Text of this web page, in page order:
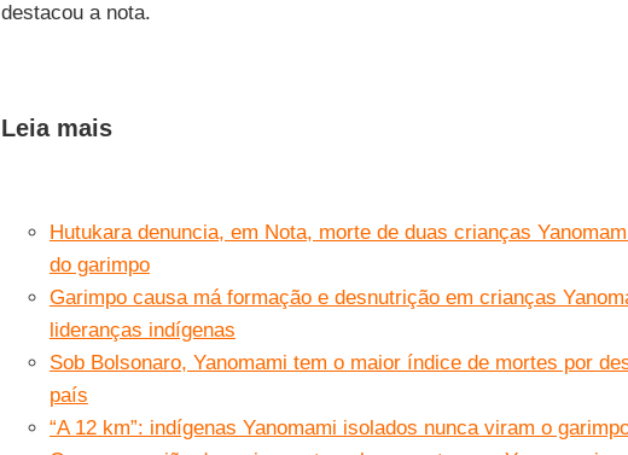
destacou a nota.
Leia mais
Hutukara denuncia, em Nota, morte de duas crianças
do garimpo
Garimpo causa má formação e desnutrição em crianças
lideranças indígenas
Sob Bolsonaro, Yanomami tem o maior índice de mortes por
país
“A 12 km”: indígenas Yanomami isolados nunca viram o